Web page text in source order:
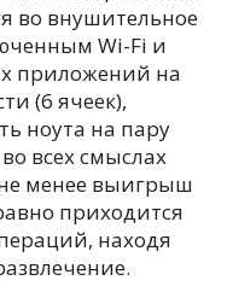
во внушительное
Wi-Fi и
приложений на
(6 ячеек),
ноута на пару
всех смыслах
менее выигрыш
приходится
находя